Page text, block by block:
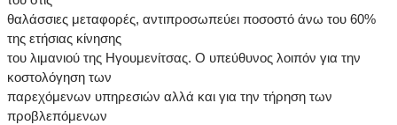
θαλάσσιες μεταφορές, αντιπροσωπεύει ποσοστό άνω του 60%
της ετήσιας κίνησης
του λιμανιού της Ηγουμενίτσας. Ο υπεύθυνος λοιπόν για την
κοστολόγηση των
παρεχόμενων υπηρεσιών αλλά και για την τήρηση των
προβλεπόμενων